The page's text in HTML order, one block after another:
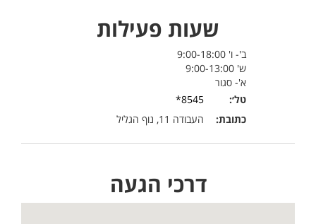
שעות פעילות
ב'- ו' 9:00-18:00
ש' 9:00-13:00
א'- סגור
טל׳:
8545*
כתובת:
העבודה 11, נוף הגליל
דרכי הגעה